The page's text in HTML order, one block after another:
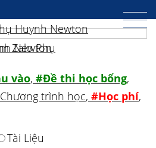
vào, #Đề thi học bổng,
trình học, #Học phí,
Tài Liệu